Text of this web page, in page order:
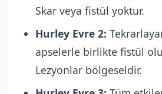
Skar veya fistül yoktur.
Hurley Evre 2:
apselerle birlikte fistül
Lezyonlar bölgeseldir.